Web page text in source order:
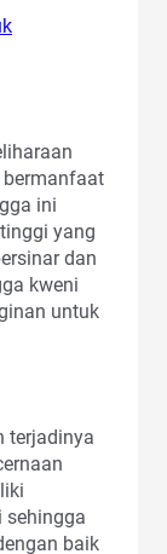
ini
yang
dan
kweni
untuk
terjadinya
sehingga
baik